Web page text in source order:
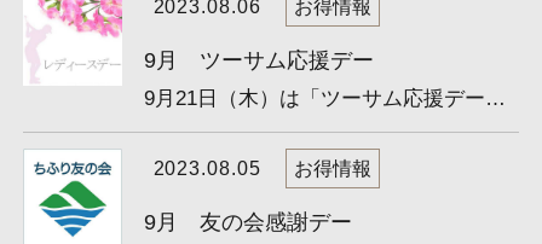
2023.08.06 お得情報
9月 ツーサム応援デー
9月21日（木）は「ツーサム応援デー」です。 1組2名様のバッグ割増が通常1,300円→0円になります。 皆様、お...
2023.08.05 お得情報
9月 友の会感謝デー